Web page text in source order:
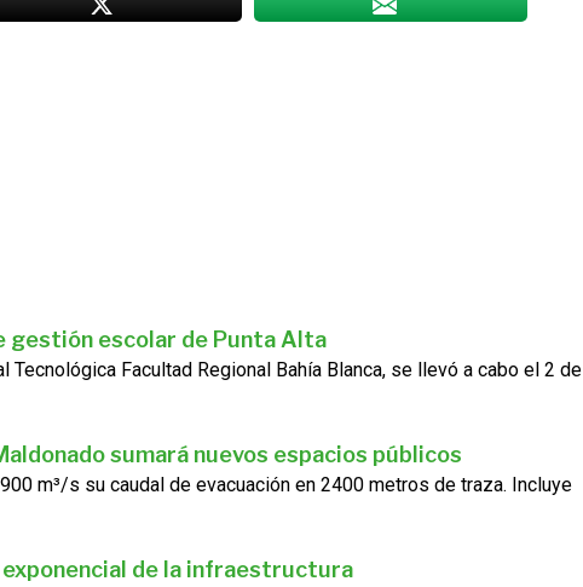
gestión escolar de Punta Alta
Tecnológica Facultad Regional Bahía Blanca, se llevó a cabo el 2 de
sumará nuevos espacios públicos
m³/s su caudal de evacuación en 2400 metros de traza. Incluye
de la infraestructura